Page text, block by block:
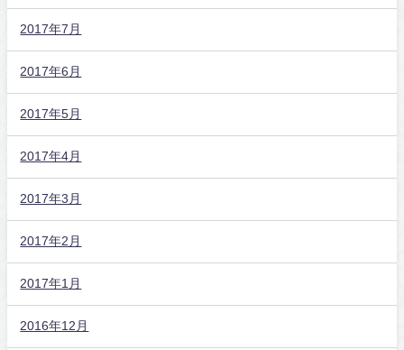
2017年7月
2017年6月
2017年5月
2017年4月
2017年3月
2017年2月
2017年1月
2016年12月